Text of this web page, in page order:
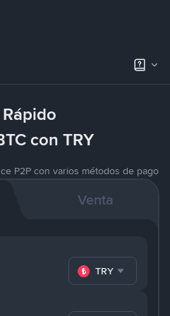
con TRY
P2P con varios métodos de pago
Venta
TRY